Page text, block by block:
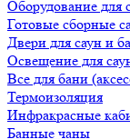
Оборудование для
Готовые сборные
Двери для саун и
Освещение для
Все для бани
Термоизоляция
Инфракрасные
Банные чаны